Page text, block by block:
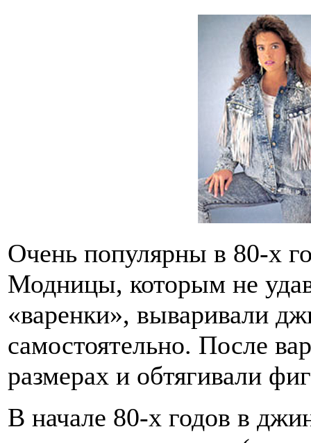
Очень популярны в 80-х
Модницы, которым не
«варенки», вываривали
самостоятельно. После
размерах и обтягивали
В начале 80-х годов в